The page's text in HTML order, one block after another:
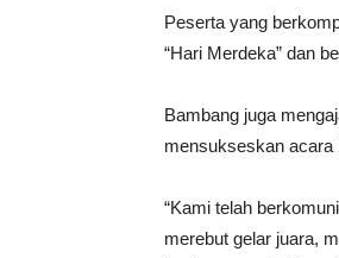
Peserta yang
“Hari Merdeka” dan
Bambang juga
mensukseskan acara
“Kami telah
merebut gelar juara,